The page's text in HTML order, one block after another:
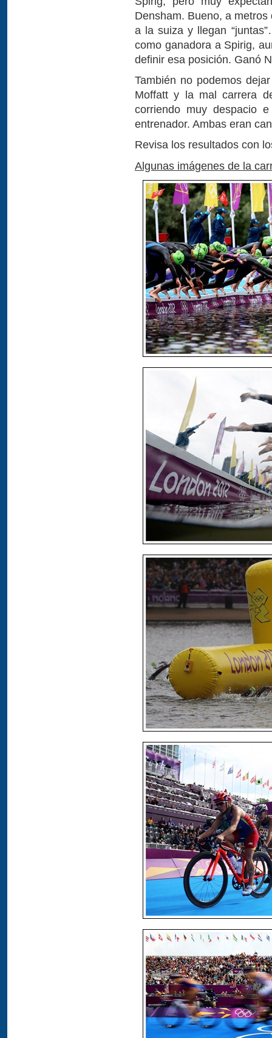
Densham. Bueno, a
a la suiza y llegan
como ganadora a Spirig,
definir esa posición. Ganó
También no podemos
Moffatt y la mal carrera
corriendo muy despacio
entrenador. Ambas eran
Revisa los resultados con
Algunas imágenes de la